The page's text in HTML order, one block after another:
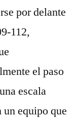
por delante
112,
el paso
escala
equipo que